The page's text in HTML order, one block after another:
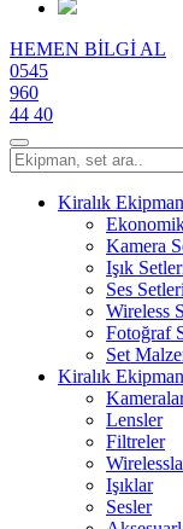
HEMEN BİLGİ AL
0545
960
44 40
Kiralık
Kamera
Işık
Ses Setleri
Wireless
Fotoğraf
Set
Kiralık
Lensler
Filtreler
Işıklar
Sesler